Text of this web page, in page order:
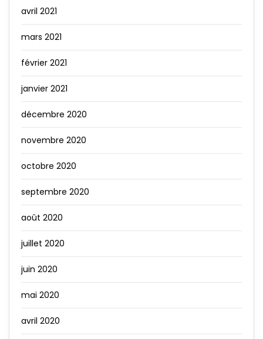
avril 2021
mars 2021
février 2021
janvier 2021
décembre 2020
novembre 2020
octobre 2020
septembre 2020
août 2020
juillet 2020
juin 2020
mai 2020
avril 2020